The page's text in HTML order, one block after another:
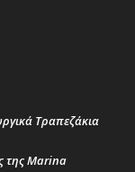
Τραπεζάκια
της Marina